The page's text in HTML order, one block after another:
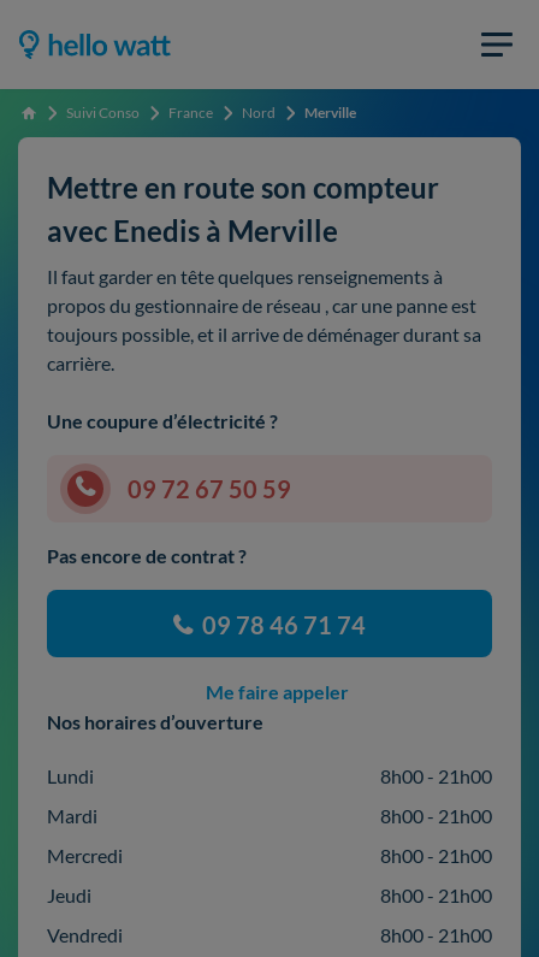
Accueil Suivi Conso France Nord Merville
Mettre en route son compteur
avec Enedis à Merville
Il faut garder en tête quelques renseignements à
propos du gestionnaire de réseau , car une panne est
toujours possible, et il arrive de déménager durant sa
carrière.
Une coupure d’électricité ?
09 72 67 50 59
Pas encore de contrat ?
09 78 46 71 74
Me faire appeler
Nos horaires d’ouverture
Lundi
8h00 - 21h00
Mardi
8h00 - 21h00
Mercredi
8h00 - 21h00
Jeudi
8h00 - 21h00
Vendredi
8h00 - 21h00